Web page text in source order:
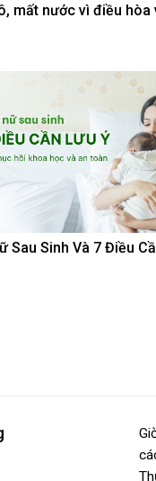
mất nước vì điều hòa
Sau Sinh Và 7 Điều